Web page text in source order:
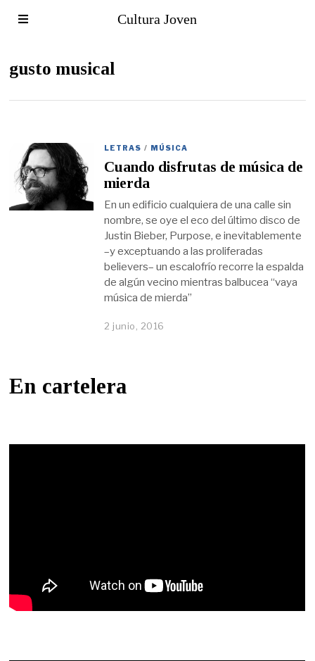
Cultura Joven
gusto musical
LETRAS / MÚSICA
Cuando disfrutas de música de
mierda
En un edificio cualquiera de una calle sin
nombre, se oye el eco del último disco de
Justin Bieber, Purpose, e inevitablemente
–y exceptuando a las proliferadas
believers– un escalofrío recorre la espalda
de algún vecino mientras balbucea “vaya
música de mierda”
2 junio, 2016
En cartelera